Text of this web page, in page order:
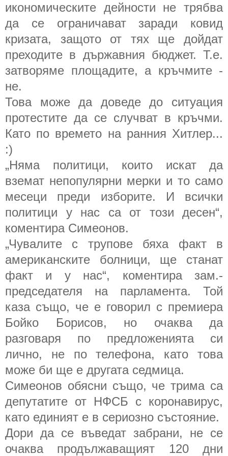
икономическите дейности не трябва
да се ограничават заради ковид
кризата, защото от тях ще дойдат
преходите в държавния бюджет. Т.е.
затворяме площадите, а кръчмите -
не.
Това може да доведе до ситуация
протестите да се случват в кръчми.
Като по времето на ранния Хитлер...
:)
„Няма политици, които искат да
вземат непопулярни мерки и то само
месеци преди изборите. И всички
политици у нас са от този десен“,
коментира Симеонов.
„Чувалите с трупове бяха факт в
американските болници, ще станат
факт и у нас“, коментира зам.-
председателя на парламента. Той
каза също, че е говорил с премиера
Бойко Борисов, но очаква да
разговаря по предложенията си
лично, не по телефона, като това
може би ще е другата седмица.
Симеонов обясни също, че трима са
депутатите от НФСБ с коронавирус,
като единият е в сериозно състояние.
Дори да се въведат забрани, не се
очаква продължаващият 120 дни